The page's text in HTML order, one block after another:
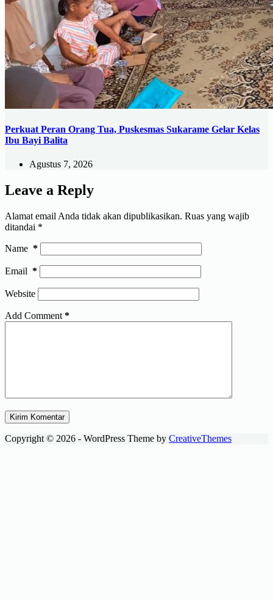
Perkuat Peran Orang Tua, Puskesmas Sukarame Gelar Kelas
Ibu Bayi Balita
Agustus 7, 2026
Leave a Reply
Alamat email Anda tidak akan dipublikasikan. Ruas yang wajib
ditandai *
Name *
Email *
Website
Add Comment *
Kirim Komentar
Copyright © 2026 - WordPress Theme by CreativeThemes